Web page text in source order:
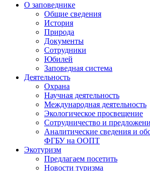
О заповеднике
Общие сведения
История
Природа
Документы
Сотрудники
Юбилей
Заповедная система
Деятельность
Охрана
Научная деятельность
Международная деятельность
Экологическое просвещение
Сотрудничество и
Аналитические сведения и
ФГБУ на ООПТ
Экотуризм
Предлагаем посетить
Новости туризма